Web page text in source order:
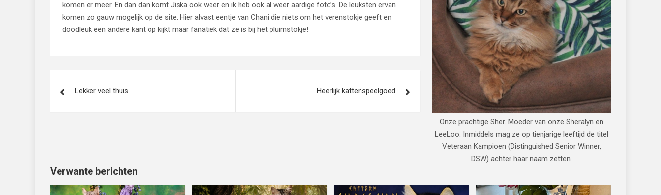
komen er meer. En dan dan komt Jiska ook weer en ik heb ook al weer aardige foto’s. De leuksten ervan
komen zo gauw mogelijk op de site. Hier alvast eentje van Chani die niets om het verenstokje geeft en
doodleuk een andere kant op kijkt maar fanatiek dat ze is bij het pluimstokje!
navigatie
Lekker veel thuis Heerlijk kattenspeelgoed
Onze prachtige Sher. Moeder van onze Sheralyn en
LeeLoo. Inmiddels mag ze op tienjarige leeftijd de titel
Veteraan Kampioen (Distinguished Senior Winner,
DSW) achter haar naam zetten.
Verwante berichten